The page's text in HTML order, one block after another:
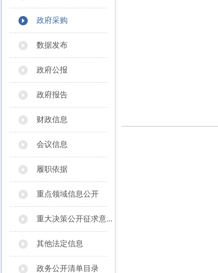
政府采购
数据发布
政府公报
政府报告
财政信息
会议信息
履职依据
重点领域信息公开
重大决策公开征求意...
其他法定信息
政务公开清单目录